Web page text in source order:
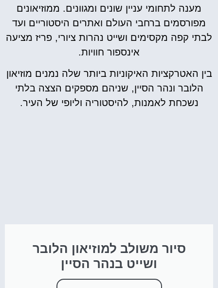
מענה לתחומי עניין שונים ומגוונים. ממוזיאונים
מפורסמים ברחבי העולם ואתרים היסטוריים ועד
לבתי קפה מקסימים ושייט נהרות ציורי, פריז מציעה
אינספור חוויות.
בין האטרקציות האיקוניות ביותר שלה נמנים מוזיאון
הלובר ונהר הסיין, שניהם מספקים הצצה בלתי
נשכחת לאמנות, להיסטוריה וליופי של העיר.
סיור משולב למוזיאון הלובר
ושייט בנהר הסיין